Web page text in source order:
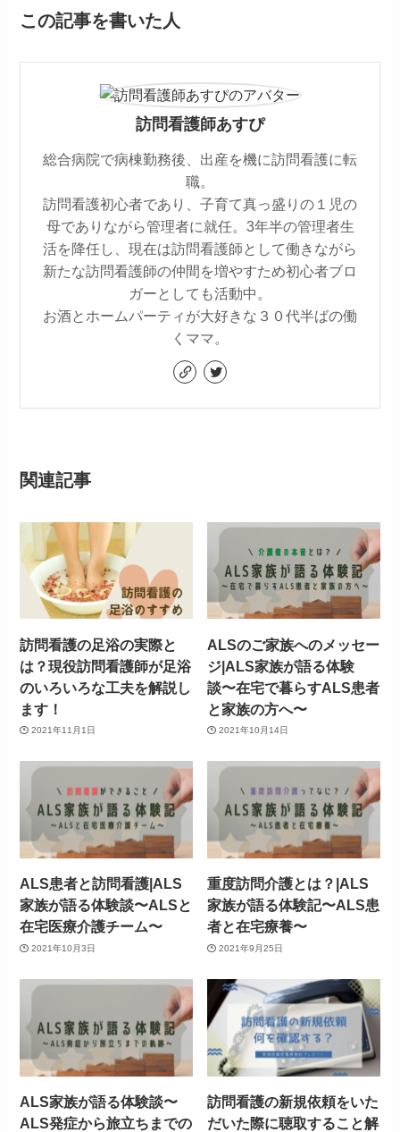
この記事を書いた人
訪問看護師あすぴ
総合病院で病棟勤務後、出産を機に訪問看護に転
職。
訪問看護初心者であり、子育て真っ盛りの１児の
母でありながら管理者に就任。3年半の管理者生
活を降任し、現在は訪問看護師として働きながら
新たな訪問看護師の仲間を増やすため初心者ブロ
ガーとしても活動中。
お酒とホームパーティが大好きな３０代半ばの働
くママ。
関連記事
訪問看護の足浴の実際と
は？現役訪問看護師が足浴
のいろいろな工夫を解説し
ます！
2021年11月1日
ALSのご家族へのメッセー
ジ|ALS家族が語る体験
談〜在宅で暮らすALS患者
と家族の方へ〜
2021年10月14日
ALS患者と訪問看護|ALS
家族が語る体験談〜ALSと
在宅医療介護チーム〜
2021年10月3日
重度訪問介護とは？|ALS
家族が語る体験記〜ALS患
者と在宅療養〜
2021年9月25日
ALS家族が語る体験談〜
ALS発症から旅立ちまでの
訪問看護の新規依頼をいた
だいた際に聴取すること解